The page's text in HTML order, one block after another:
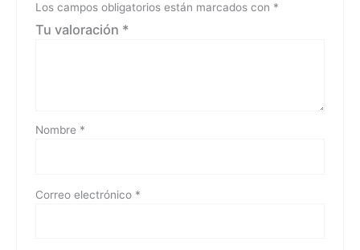
Los campos obligatorios están marcados con *
Tu valoración *
Nombre *
Correo electrónico *